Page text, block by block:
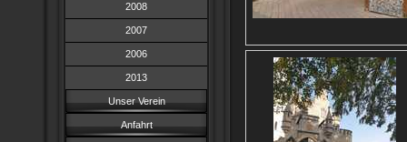
2008
2007
2006
2013
Unser Verein
Anfahrt